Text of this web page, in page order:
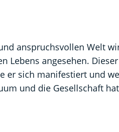
anspruchsvollen Welt
Lebens angesehen.
er sich manifestiert und
und die Gesellschaft